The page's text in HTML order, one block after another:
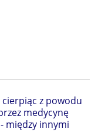
płatności
cierpiąc z powodu
medycynę
między innymi